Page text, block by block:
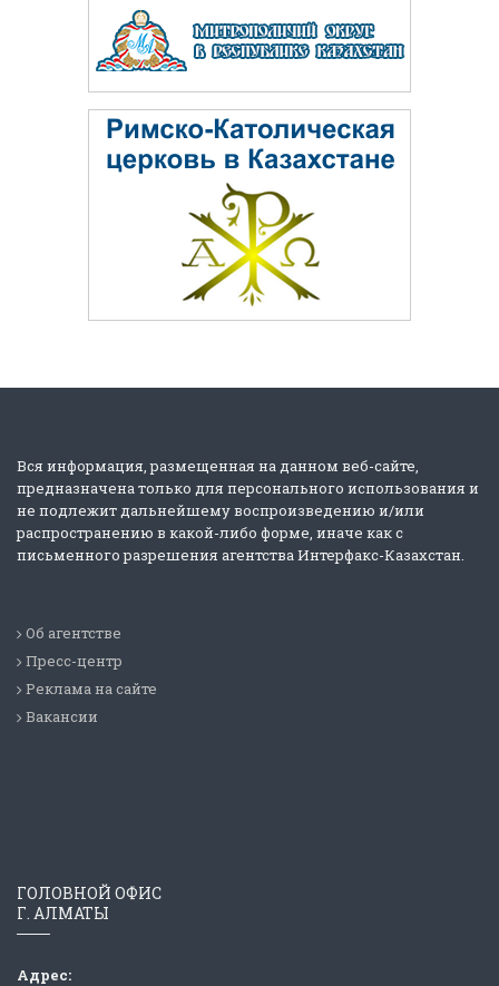
Вся информация, размещенная на данном веб-сайте,
предназначена только для персонального использования и
не подлежит дальнейшему воспроизведению и/или
распространению в какой-либо форме, иначе как с
письменного разрешения агентства Интерфакс-Казахстан.
Об агентстве
Пресс-центр
Реклама на сайте
Вакансии
ГОЛОВНОЙ ОФИС
Г. АЛМАТЫ
Адрес: